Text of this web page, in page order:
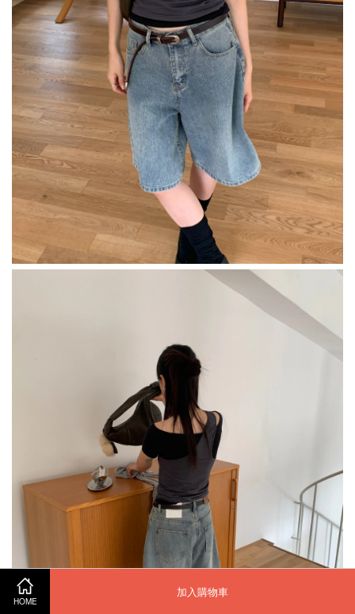
HOME
加入購物車